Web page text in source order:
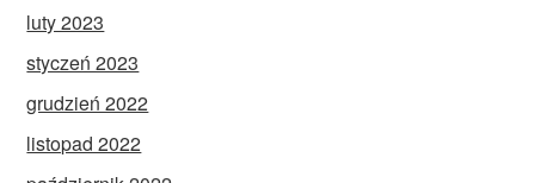
luty 2023
styczeń 2023
grudzień 2022
listopad 2022